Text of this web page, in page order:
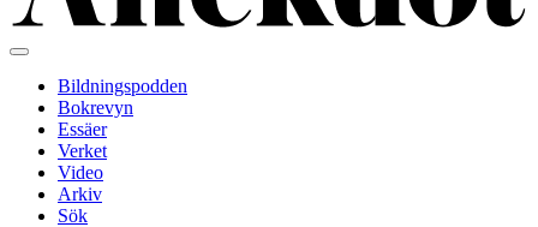
Bildningspodden
Bokrevyn
Essäer
Verket
Video
Arkiv
Sök